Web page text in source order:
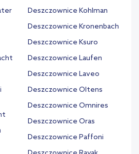
Deszczownice Kohlman
Deszczownice Kronenbach
Deszczownice Ksuro
Deszczownice Laufen
Deszczownice Laveo
Deszczownice Oltens
Deszczownice Omnires
Deszczownice Oras
Deszczownice Paffoni